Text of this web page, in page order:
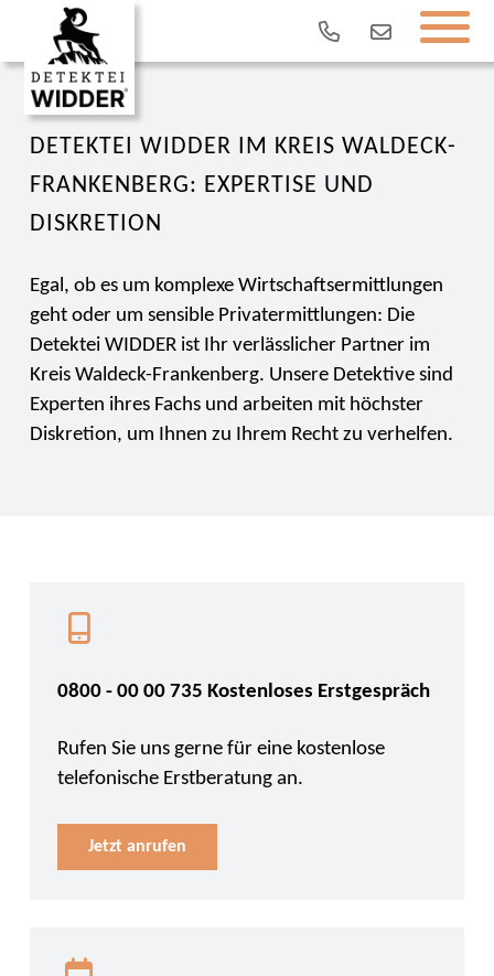
DETEKTEI WIDDER IM KREIS WALDECK-
FRANKENBERG: EXPERTISE UND
DISKRETION
Egal, ob es um komplexe Wirtschaftsermittlungen
geht oder um sensible Privatermittlungen: Die
Detektei WIDDER ist Ihr verlässlicher Partner im
Kreis Waldeck-Frankenberg. Unsere Detektive sind
Experten ihres Fachs und arbeiten mit höchster
Diskretion, um Ihnen zu Ihrem Recht zu verhelfen.
0800 - 00 00 735 Kostenloses Erstgespräch
Rufen Sie uns gerne für eine kostenlose
telefonische Erstberatung an.
Jetzt anrufen